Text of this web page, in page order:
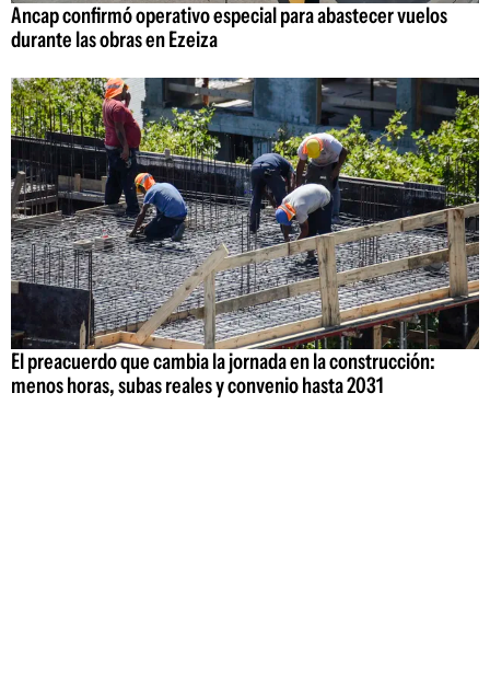
Ancap confirmó operativo especial para abastecer vuelos
durante las obras en Ezeiza
El preacuerdo que cambia la jornada en la construcción:
menos horas, subas reales y convenio hasta 2031